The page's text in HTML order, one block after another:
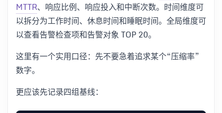
MTTR、响应比例、响应投入和中断次数。时间维度可
以拆分为工作时间、休息时间和睡眠时间。全局维度可
以查看告警检查项和告警对象 TOP 20。
这里有一个实用口径：先不要急着追求某个“压缩率”
数字。
更应该先记录四组基线：